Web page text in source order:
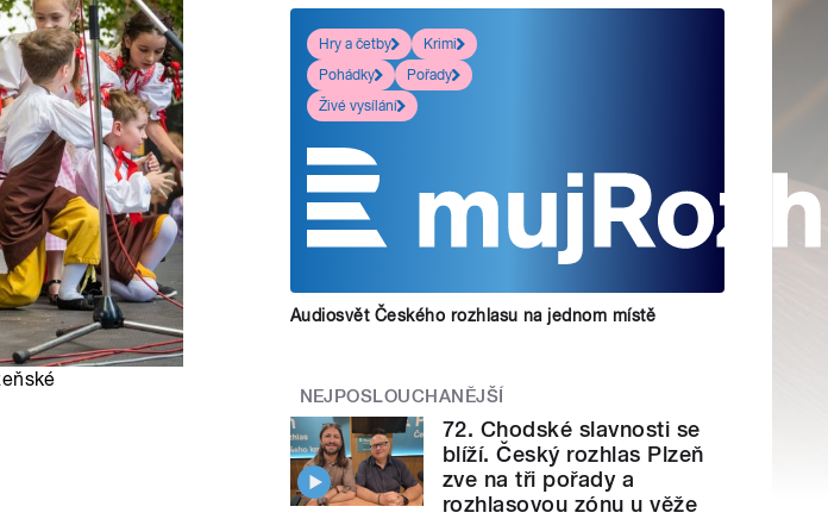
Hry a četby
Krimi
Pohádky
Pořady
Živé vysílání
Audiosvět Českého rozhlasu na jednom místě
NEJPOSLOUCHANĚJŠÍ
72. Chodské slavnosti se
blíží. Český rozhlas Plzeň
zve na tři pořady a
rozhlasovou zónu u věže